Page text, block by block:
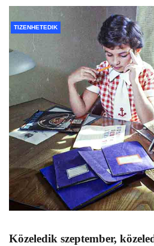
TIZENHETEDIK
Közeledik szeptember,